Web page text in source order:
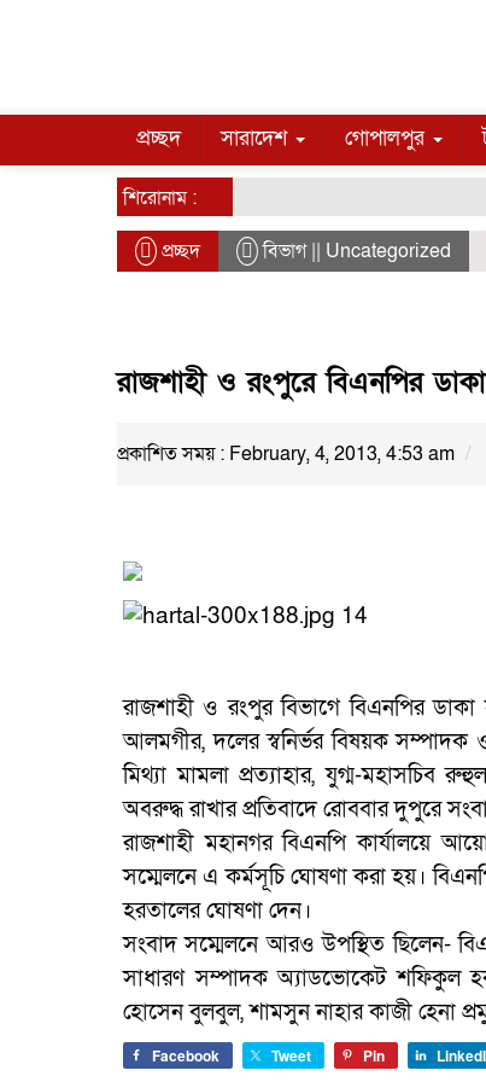
প্রচ্ছদ সারাদেশ গোপালপুর
শিরোনাম :
প্রচ্ছদ বিভাগ || Uncategorized
রাজশাহী ও রংপুরে বিএনপির
প্রকাশিত সময় : February, 4, 2013, 4:53 am
রাজশাহী ও রংপুর বিভাগে বিএনপির
আলমগীর, দলের স্বনির্ভর বিষয়ক সম্পাদক
মিথ্যা মামলা প্রত্যাহার, যুগ্ম-
অবরুদ্ধ রাখার প্রতিবাদে রোববার দুপুরে
রাজশাহী মহানগর বিএনপি কার্যালয়ে
সম্মেলনে এ কর্মসূচি ঘোষণা করা হয়।
হরতালের ঘোষণা দেন।
সংবাদ সম্মেলনে আরও উপস্থিত ছিলেন-
সাধারণ সম্পাদক অ্যাডভোকেট শফিকুল
হোসেন বুলবুল, শামসুন নাহার কাজী হেনা
Facebook Tweet Pin